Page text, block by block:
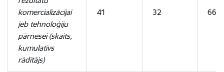
komercializācijai
jeb tehnoloģiju
pārnesei (skaits,
kumulatīvs
rādītājs)
41 32 66